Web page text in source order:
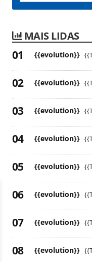
MAIS LIDAS
{{evolution}}
{{evolution}}
{{evolution}}
{{evolution}}
{{evolution}}
{{evolution}}
{{evolution}}
{{evolution}}